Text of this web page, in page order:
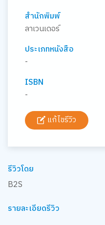
สำนักพิมพ์
ลาเวนเดอร์
ประเภทหนังสือ
-
ISBN
-
แก้ไขรีวิว
รีวิวโดย
B2S
รายละเอียดรีวิว